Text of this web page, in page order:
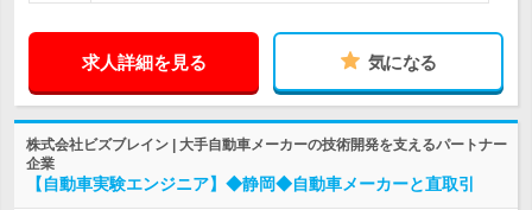
求人詳細を見る 気になる
株式会社ビズブレイン | 大手自動車メーカーの技術開発を支えるパートナー
企業
【自動車実験エンジニア】◆静岡◆自動車メーカーと直取引